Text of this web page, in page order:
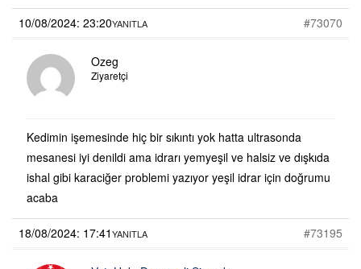
10/08/2024: 23:20
#73070
YANITLA
Ozeg
Ziyaretçi
Kedimin işemesinde hiç bir sıkıntı yok hatta ultrasonda
mesanesi iyi denildi ama idrarı yemyeşil ve halsiz ve dışkıda
ishal gibi karaciğer problemi yazıyor yeşil idrar için doğrumu
acaba
18/08/2024: 17:41 #73195
YANITLA